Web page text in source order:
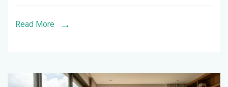
a
Read More